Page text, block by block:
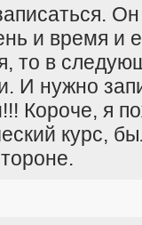
и время и
то в
И нужно
Короче, я
курс,